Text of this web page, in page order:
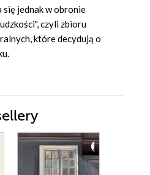
jednak w obronie
czyli zbioru
które decydują o